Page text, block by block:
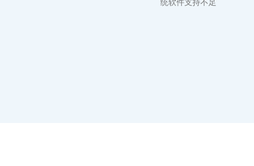
统软件支持不足